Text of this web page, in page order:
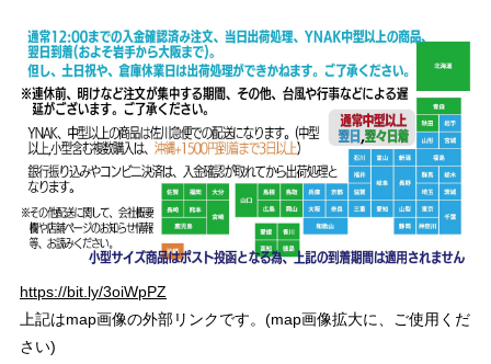
https://bit.ly/3oiWpPZ
上記はmap画像の外部リンクです。(map画像拡大に、ご使用くだ
さい)